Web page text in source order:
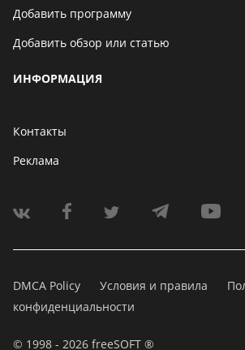
Добавить программу
Добавить обзор или статью
ИНФОРМАЦИЯ
Контакты
Реклама
DMCA Policy Условия и правила
конфиденциальности
© 1998 - 2026 freeSOFT ®